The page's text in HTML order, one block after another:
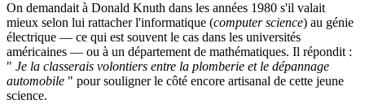
On demandait à Donald Knuth dans les années 1980 s'il valait
mieux selon lui rattacher l'informatique (computer science) au génie
électrique — ce qui est souvent le cas dans les universités
américaines — ou à un département de mathématiques. Il répondit :
" Je la classerais volontiers entre la plomberie et le dépannage
automobile " pour souligner le côté encore artisanal de cette jeune
science.